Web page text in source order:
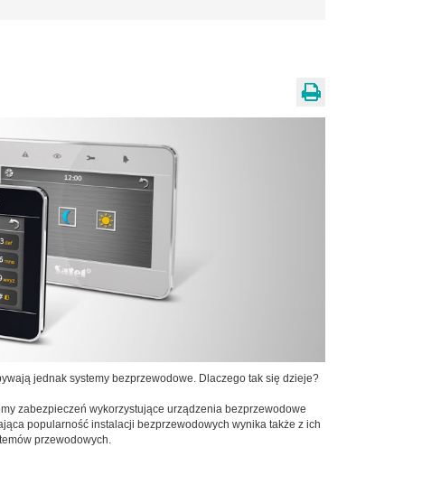
jednak systemy bezprzewodowe. Dlaczego tak się dzieje?
zabezpieczeń wykorzystujące urządzenia bezprzewodowe
popularność instalacji bezprzewodowych wynika także z ich
przewodowych.